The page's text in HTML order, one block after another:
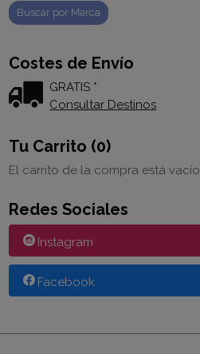
Costes de Envío
GRATIS *
Consultar Destinos
Tu Carrito (0)
El carrito de la compra está vacío
Redes Sociales
Instagram
Facebook